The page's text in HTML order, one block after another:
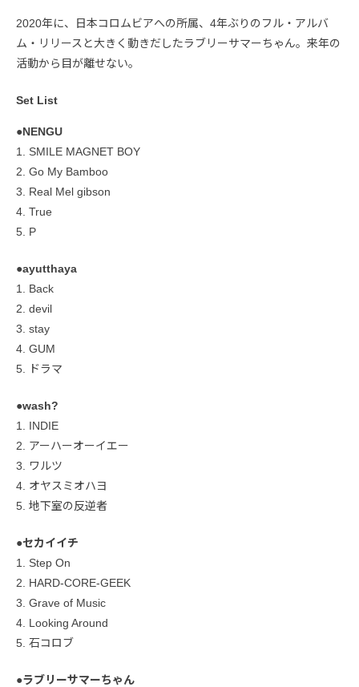
2020年に、日本コロムビアへの所属、4年ぶりのフル・アルバ
ム・リリースと大きく動きだしたラブリーサマーちゃん。来年の
活動から目が離せない。
Set List
●NENGU
1. SMILE MAGNET BOY
2. Go My Bamboo
3. Real Mel gibson
4. True
5. P
●ayutthaya
1. Back
2. devil
3. stay
4. GUM
5. ドラマ
●wash?
1. INDIE
2. アーハーオーイエー
3. ワルツ
4. オヤスミオハヨ
5. 地下室の反逆者
●セカイイチ
1. Step On
2. HARD-CORE-GEEK
3. Grave of Music
4. Looking Around
5. 石コロブ
●ラブリーサマーちゃん